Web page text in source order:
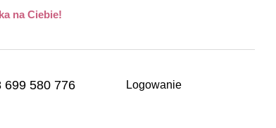
na Ciebie!
699 580 776 Logowanie